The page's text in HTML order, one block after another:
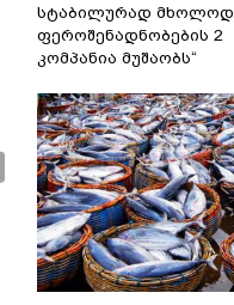
სტაბილურად მხოლოდ
ფეროშენადნობების 2
კომპანია მუშაობს“